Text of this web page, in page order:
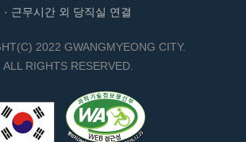
· 근무시간 외 당직실 연결
2022 GWANGMYEONG CITY.
ALL RIGHTS RESERVED.